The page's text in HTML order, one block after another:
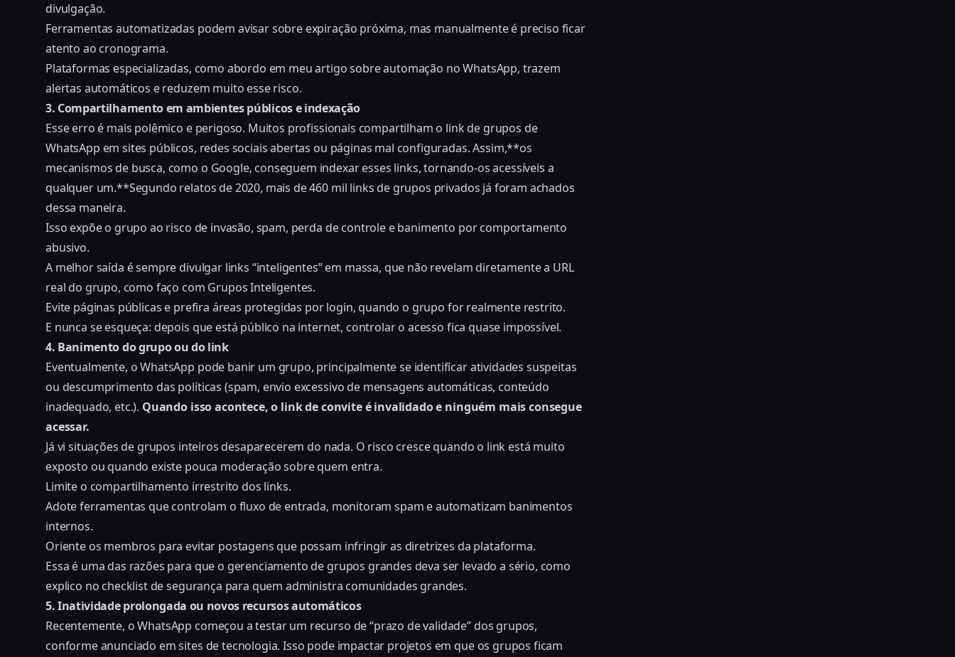
divulgação.
Ferramentas automatizadas podem avisar sobre expiração próxima, mas manualmente é preciso ficar
atento ao cronograma.
Plataformas especializadas, como abordo em meu artigo sobre automação no WhatsApp, trazem
alertas automáticos e reduzem muito esse risco.
3. Compartilhamento em ambientes públicos e indexação
Esse erro é mais polêmico e perigoso. Muitos profissionais compartilham o link de grupos de
WhatsApp em sites públicos, redes sociais abertas ou páginas mal configuradas. Assim,**os
mecanismos de busca, como o Google, conseguem indexar esses links, tornando-os acessíveis a
qualquer um.**Segundo relatos de 2020, mais de 460 mil links de grupos privados já foram achados
dessa maneira.
Isso expõe o grupo ao risco de invasão, spam, perda de controle e banimento por comportamento
abusivo.
A melhor saída é sempre divulgar links “inteligentes” em massa, que não revelam diretamente a URL
real do grupo, como faço com Grupos Inteligentes.
Evite páginas públicas e prefira áreas protegidas por login, quando o grupo for realmente restrito.
E nunca se esqueça: depois que está público na internet, controlar o acesso fica quase impossível.
4. Banimento do grupo ou do link
Eventualmente, o WhatsApp pode banir um grupo, principalmente se identificar atividades suspeitas
ou descumprimento das políticas (spam, envio excessivo de mensagens automáticas, conteúdo
inadequado, etc.). Quando isso acontece, o link de convite é invalidado e ninguém mais consegue
acessar.
Já vi situações de grupos inteiros desaparecerem do nada. O risco cresce quando o link está muito
exposto ou quando existe pouca moderação sobre quem entra.
Limite o compartilhamento irrestrito dos links.
Adote ferramentas que controlam o fluxo de entrada, monitoram spam e automatizam banimentos
internos.
Oriente os membros para evitar postagens que possam infringir as diretrizes da plataforma.
Essa é uma das razões para que o gerenciamento de grupos grandes deva ser levado a sério, como
explico no checklist de segurança para quem administra comunidades grandes.
5. Inatividade prolongada ou novos recursos automáticos
Recentemente, o WhatsApp começou a testar um recurso de “prazo de validade” dos grupos,
conforme anunciado emsites de tecnologia. Isso pode impactar projetos em que os grupos ficam